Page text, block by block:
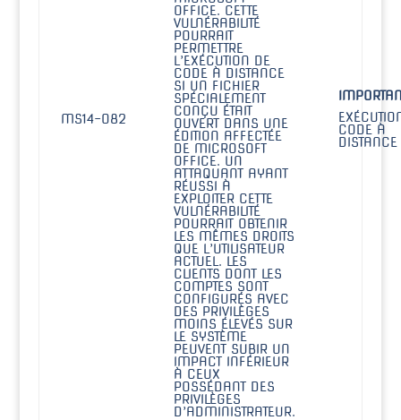
MS14-082
OFFICE. CETTE
VULNÉRABILITÉ
POURRAIT
PERMETTRE
L’EXÉCUTION DE
CODE À DISTANCE
SI UN FICHIER
SPÉCIALEMENT
CONÇU ÉTAIT
OUVERT DANS UNE
ÉDITION AFFECTÉE
DE MICROSOFT
OFFICE. UN
ATTAQUANT AYANT
RÉUSSI À
EXPLOITER CETTE
VULNÉRABILITÉ
POURRAIT OBTENIR
LES MÊMES DROITS
QUE L’UTILISATEUR
ACTUEL. LES
CLIENTS DONT LES
COMPTES SONT
CONFIGURÉS AVEC
DES PRIVILÈGES
MOINS ÉLEVÉS SUR
LE SYSTÈME
PEUVENT SUBIR UN
IMPACT INFÉRIEUR
À CEUX
POSSÉDANT DES
PRIVILÈGES
D’ADMINISTRATEUR.
CODE À
DISTANCE